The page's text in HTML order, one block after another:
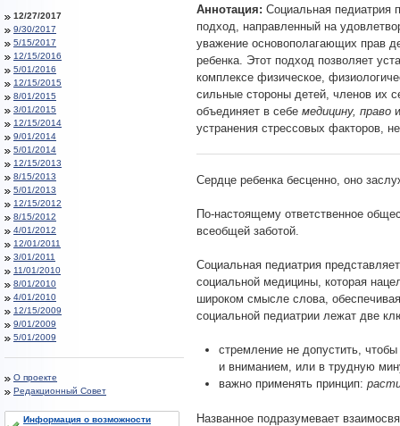
12/27/2017
9/30/2017
5/15/2017
12/15/2016
5/01/2016
12/15/2015
8/01/2015
3/01/2015
12/15/2014
9/01/2014
5/01/2014
12/15/2013
8/15/2013
5/01/2013
12/15/2012
8/15/2012
4/01/2012
12/01/2011
3/01/2011
11/01/2010
8/01/2010
4/01/2010
12/15/2009
9/01/2009
5/01/2009
О проекте
Редакционный Совет
Информация о возможности
Аннотация: Социальная педиатрия
подход, направленный на
уважение основополагающих прав
ребенка. Этот подход позволяет
комплексе физическое,
сильные стороны детей, членов их
объединяет в себе медицину, право и
устранения стрессовых факторов,
Сердце ребенка бесценно, оно
По-настоящему ответственное
всеобщей заботой.
Социальная педиатрия
социальной медицины, которая
широком смысле слова,
социальной педиатрии лежат две
стремление не допустить,
и вниманием, или в трудную
важно применять принцип:
Названное подразумевает